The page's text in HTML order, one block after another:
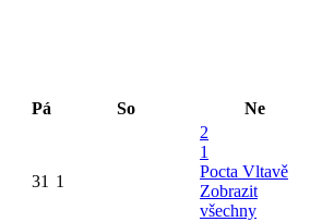
Pá So Ne
31 1
2
1
Pocta Vltavě
Zobrazit
všechny